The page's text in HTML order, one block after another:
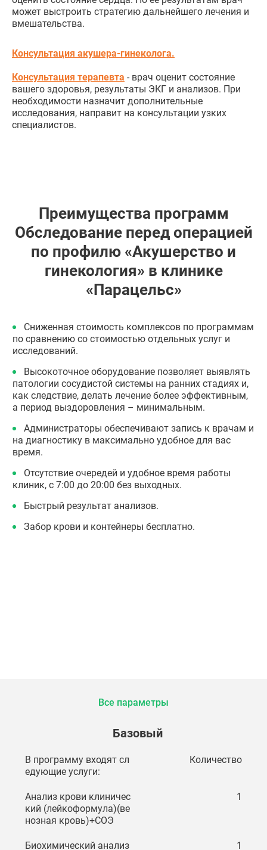
может выстроить стратегию дальнейшего лечения и
вмешательства.
Консультация акушера-гинеколога.
Консультация терапевта - врач оценит состояние
вашего здоровья, результаты ЭКГ и анализов. При
необходимости назначит дополнительные
исследования, направит на консультации узких
специалистов.
Преимущества программ
Обследование перед операцией
по профилю «Акушерство и
гинекология» в клинике
«Парацельс»
Сниженная стоимость комплексов по программам
по сравнению со стоимостью отдельных услуг и
исследований.
Высокоточное оборудование позволяет выявлять
патологии сосудистой системы на ранних стадиях и,
как следствие, делать лечение более эффективным,
а период выздоровления – минимальным.
Администраторы обеспечивают запись к врачам и
на диагностику в максимально удобное для вас
время.
Отсутствие очередей и удобное время работы
клиник, с 7:00 до 20:00 без выходных.
Быстрый результат анализов.
Забор крови и контейнеры бесплатно.
Все параметры
Базовый
В программу входят сл
едующие услуги:
Количество
Анализ крови клиничес
кий (лейкоформула)(ве
нозная кровь)+СОЭ
1
Биохимический анализ
1